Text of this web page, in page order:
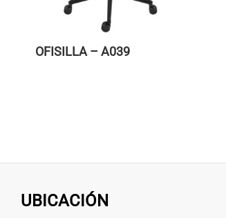
OFISILLA – A039
UBICACIÓN